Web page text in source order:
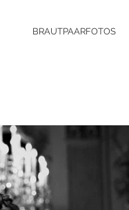
BRAUTPAARFOTOS